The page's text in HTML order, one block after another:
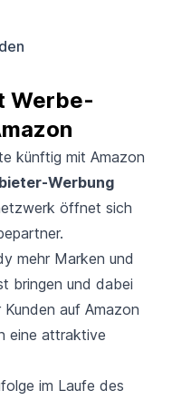
Werbe-
künftig mit Amazon
Werbung
öffnet sich
mehr Marken und
bringen und dabei
auf Amazon
eine attraktive
im Laufe des